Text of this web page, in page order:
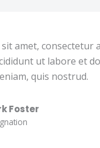
amet, consectetur
ut labore et
quis nostrud.